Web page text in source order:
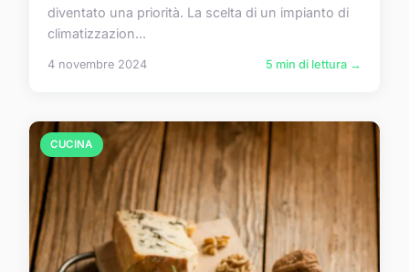
diventato una priorità. La scelta di un impianto di
climatizzazion...
4 novembre 2024 5 min di lettura →
CUCINA